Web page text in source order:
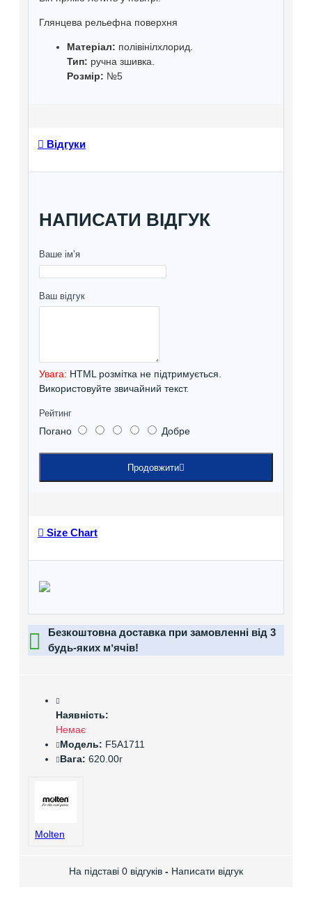
Глянцева рельефна поверхня
Матеріал: полівінілхлорид.
Тип: ручна зшивка.
Розмір: №5
Відгуки
НАПИСАТИ ВІДГУК
Ваше ім’я
Ваш відгук
Увага: HTML розмітка не підтримується.
Використовуйте звичайний текст.
Рейтинг
Погано Добре
Продовжити
Size Chart
Безкоштовна доставка при замовленні від 3
будь-яких мʼячів!
Наявність:
Немає
Модель: F5A1711
Вага: 620.00г
Molten
На підставі 0 відгуків - Написати відгук